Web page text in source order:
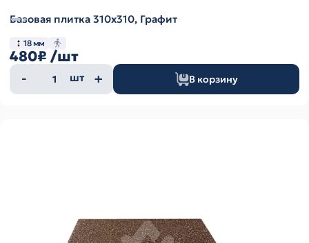
Базовая плитка 310х310, Графит
18 мм
480₽ /шт
Количество
товара
шт В корзину